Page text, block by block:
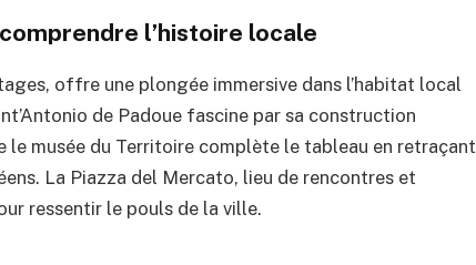
l’histoire locale
offre une plongée immersive dans l’habitat local
de Padoue fascine par sa construction
musée du Territoire complète le tableau en retraçant
La Piazza del Mercato, lieu de rencontres et
ressentir le pouls de la ville.